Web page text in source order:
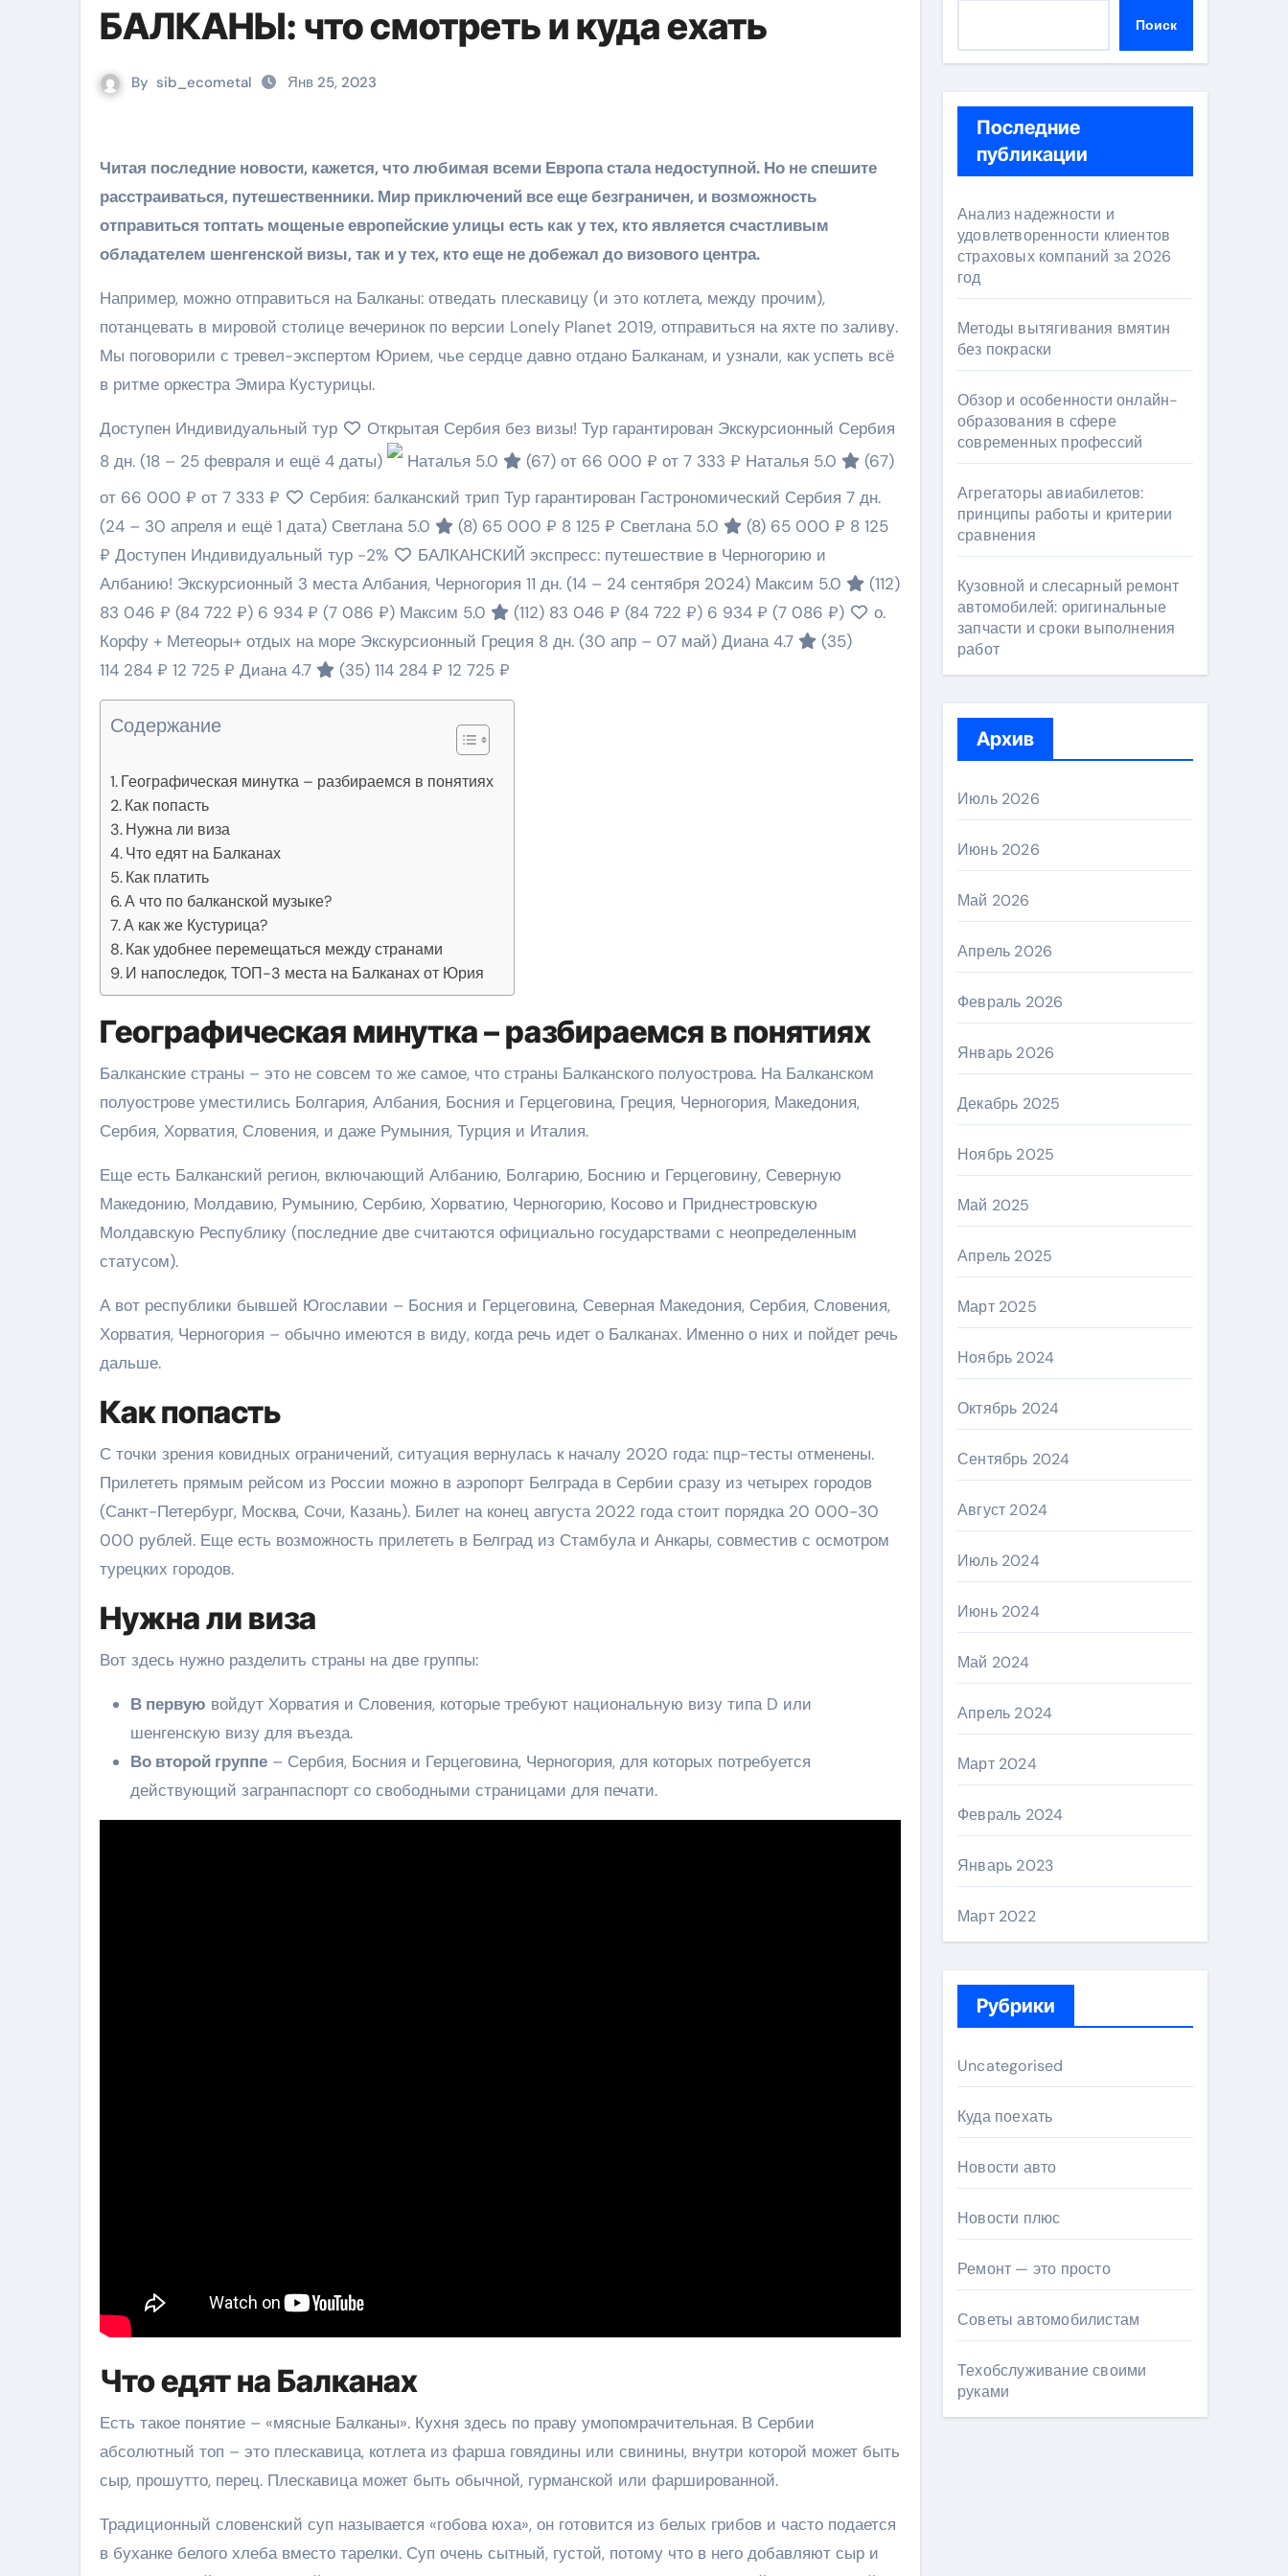
БАЛКАНЫ: что смотреть и куда ехать
By sib_ecometal Янв 25, 2023
Читая последние новости, кажется, что любимая всеми Европа стала недоступной. Но не спешите
расстраиваться, путешественники. Мир приключений все еще безграничен, и возможность
отправиться топтать мощеные европейские улицы есть как у тех, кто является счастливым
обладателем шенгенской визы, так и у тех, кто еще не добежал до визового центра.
Например, можно отправиться на Балканы: отведать плескавицу (и это котлета, между прочим),
потанцевать в мировой столице вечеринок по версии Lonely Planet 2019, отправиться на яхте по заливу.
Мы поговорили с тревел-экспертом Юрием, чье сердце давно отдано Балканам, и узнали, как успеть всё
в ритме оркестра Эмира Кустурицы.
Доступен Индивидуальный тур
Открытая Сербия без визы! Тур гарантирован Экскурсионный Сербия
8 дн. (18 – 25 февраля и ещё 4 даты) Наталья 5.0 (67) от 66 000 ₽ от 7 333 ₽ Наталья 5.0
(67)
от 66 000 ₽ от 7 333 ₽ Сербия: балканский трип Тур гарантирован Гастрономический Сербия7 дн.
(24 – 30 апреля и ещё 1 дата) Светлана 5.0 (8) 65 000 ₽ 8 125 ₽ Светлана 5.0 (8) 65 000 ₽ 8 125
₽ Доступен Индивидуальный тур -2%
БАЛКАНСКИЙ экспресс: путешествие в Черногорию и
Албанию! Экскурсионный 3 места Албания, Черногория 11 дн. (14 – 24 сентября 2024) Максим 5.0
(112)
83 046 ₽ (84 722 ₽) 6 934 ₽ (7 086 ₽) Максим 5.0 (112) 83 046 ₽ (84 722 ₽) 6 934 ₽ (7 086 ₽)
о.
Корфу + Метеоры+ отдых на море Экскурсионный Греция 8 дн. (30 апр – 07 май) Диана 4.7
(35)
114 284 ₽ 12 725 ₽ Диана 4.7 (35) 114 284 ₽ 12 725 ₽
Содержание
Географическая минутка – разбираемся в понятиях
Как попасть
Нужна ли виза
Что едят на Балканах
Как платить
А что по балканской музыке?
А как же Кустурица?
Как удобнее перемещаться между странами
И напоследок, ТОП-3 места на Балканах от Юрия
Географическая минутка – разбираемся в понятиях
Балканские страны – это не совсем то же самое, что страны Балканского полуострова. На Балканском
полуострове уместились Болгария, Албания, Босния и Герцеговина, Греция, Черногория, Македония,
Сербия, Хорватия, Словения, и даже Румыния, Турция и Италия.
Еще есть Балканский регион, включающий Албанию, Болгарию, Боснию и Герцеговину, Северную
Македонию, Молдавию, Румынию, Сербию, Хорватию, Черногорию, Косово и Приднестровскую
Молдавскую Республику (последние две считаются официально государствами с неопределенным
статусом).
А вот республики бывшей Югославии – Босния и Герцеговина, Северная Македония, Сербия, Словения,
Хорватия, Черногория – обычно имеются в виду, когда речь идет о Балканах. Именно о них и пойдет речь
дальше.
Как попасть
С точки зрения ковидных ограничений, ситуация вернулась к началу 2020 года: пцр-тесты отменены.
Прилететь прямым рейсом из России можно в аэропорт Белграда в Сербии сразу из четырех городов
(Санкт-Петербург, Москва, Сочи, Казань). Билет на конец августа 2022 года стоит порядка 20 000-30
000 рублей. Еще есть возможность прилететь в Белград из Стамбула и Анкары, совместив с осмотром
турецких городов.
Нужна ли виза
Вот здесь нужно разделить страны на две группы:
В первую войдут Хорватия и Словения, которые требуют национальную визу типа D или
шенгенскую визу для въезда.
Во второй группе – Сербия, Босния и Герцеговина, Черногория, для которых потребуется
действующий загранпаспорт со свободными страницами для печати.
Что едят на Балканах
Есть такое понятие – «мясные Балканы». Кухня здесь по праву умопомрачительная. В Сербии
абсолютный топ – это плескавица, котлета из фарша говядины или свинины, внутри которой может быть
сыр, прошутто, перец. Плескавица может быть обычной, гурманской или фаршированной.
Традиционный словенский суп называется «гобова юха», он готовится из белых грибов и часто подается
в буханке белого хлеба вместо тарелки. Суп очень сытный, густой, потому что в него добавляют сыр и
Поиск
Последние
публикации
Анализ надежности и
удовлетворенности клиентов
страховых компаний за 2026
год
Методы вытягивания вмятин
без покраски
Обзор и особенности онлайн-
образования в сфере
современных профессий
Агрегаторы авиабилетов:
принципы работы и критерии
сравнения
Кузовной и слесарный ремонт
автомобилей: оригинальные
запчасти и сроки выполнения
работ
Архив
Июль 2026
Июнь 2026
Май 2026
Апрель 2026
Февраль 2026
Январь 2026
Декабрь 2025
Ноябрь 2025
Май 2025
Апрель 2025
Март 2025
Ноябрь 2024
Октябрь 2024
Сентябрь 2024
Август 2024
Июль 2024
Июнь 2024
Май 2024
Апрель 2024
Март 2024
Февраль 2024
Январь 2023
Март 2022
Рубрики
Uncategorised
Куда поехать
Новости авто
Новости плюс
Ремонт — это просто
Советы автомобилистам
Техобслуживание своими
руками